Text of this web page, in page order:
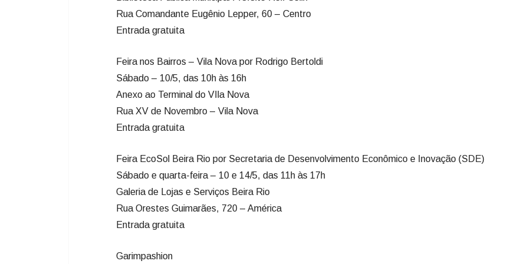
Rua Comandante Eugênio Lepper, 60 – Centro
Entrada gratuita
Feira nos Bairros – Vila Nova por Rodrigo Bertoldi
Sábado – 10/5, das 10h às 16h
Anexo ao Terminal do VIla Nova
Rua XV de Novembro – Vila Nova
Entrada gratuita
Feira EcoSol Beira Rio por Secretaria de Desenvolvimento Econômico e Inovação (SDE)
Sábado e quarta-feira – 10 e 14/5, das 11h às 17h
Galeria de Lojas e Serviços Beira Rio
Rua Orestes Guimarães, 720 – América
Entrada gratuita
Garimpashion